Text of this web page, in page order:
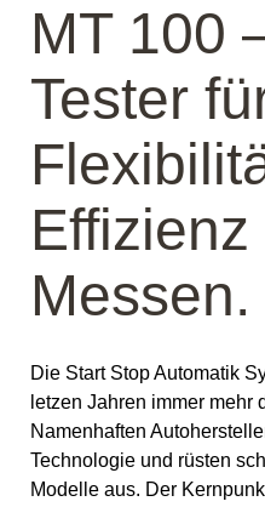
MT 100
Tester
Effizienz
Messen.
Die Start Stop Automatik
letzen Jahren immer mehr
Namenhaften
Technologie und rüsten
Modelle aus. Der